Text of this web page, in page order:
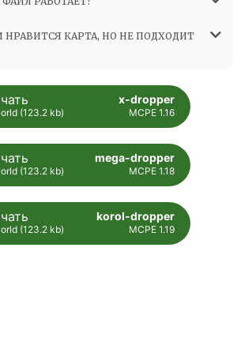
НРАВИТСЯ КАРТА, НО НЕ ПОДХОДИТ
(123.2 kb)
x-dropper
MCPE 1.16
(123.2 kb)
mega-dropper
MCPE 1.18
(123.2 kb)
korol-dropper
MCPE 1.19